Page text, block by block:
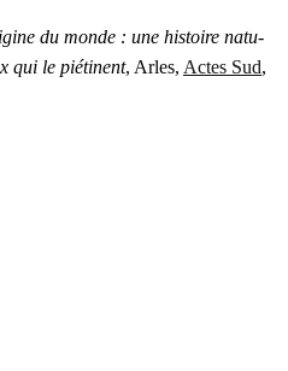
du monde : une his­toire natu­
qui le pié­tinent, Arles, Actes Sud,